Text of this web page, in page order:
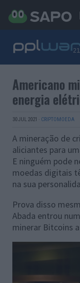
Americano
energia
30 JUL 2021 · CRIPTOMOEDA
A mineração de
aliciantes para
E ninguém pode
moedas digitais
na sua
Prova disso
Abada entrou
minerar Bitcoins